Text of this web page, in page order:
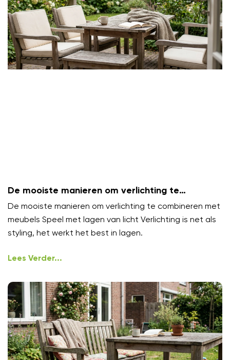
De mooiste manieren om verlichting te
combineren met meubels
De mooiste manieren om verlichting te combineren met
meubels Speel met lagen van licht Verlichting is net als
styling, het werkt het best in lagen.
Lees Verder...